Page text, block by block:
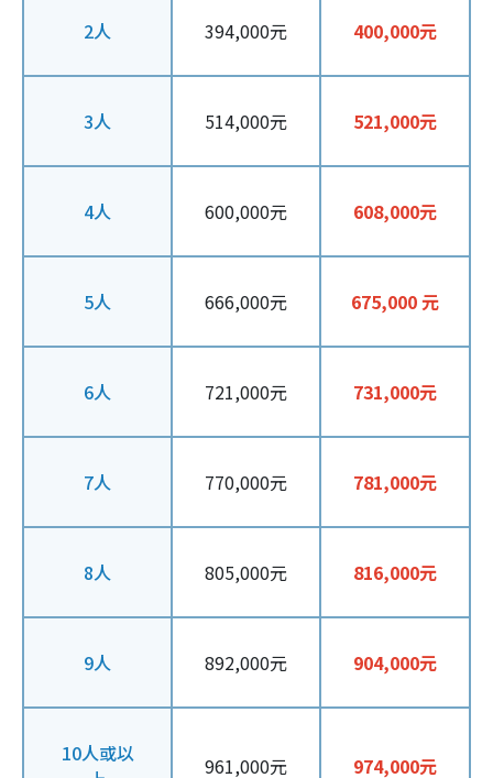
2人 394,000元 400,000元
3人 514,000元 521,000元
4人 600,000元 608,000元
5人 666,000元 675,000 元
6人 721,000元 731,000元
7人 770,000元 781,000元
8人 805,000元 816,000元
9人 892,000元 904,000元
10人或以
961,000元 974,000元